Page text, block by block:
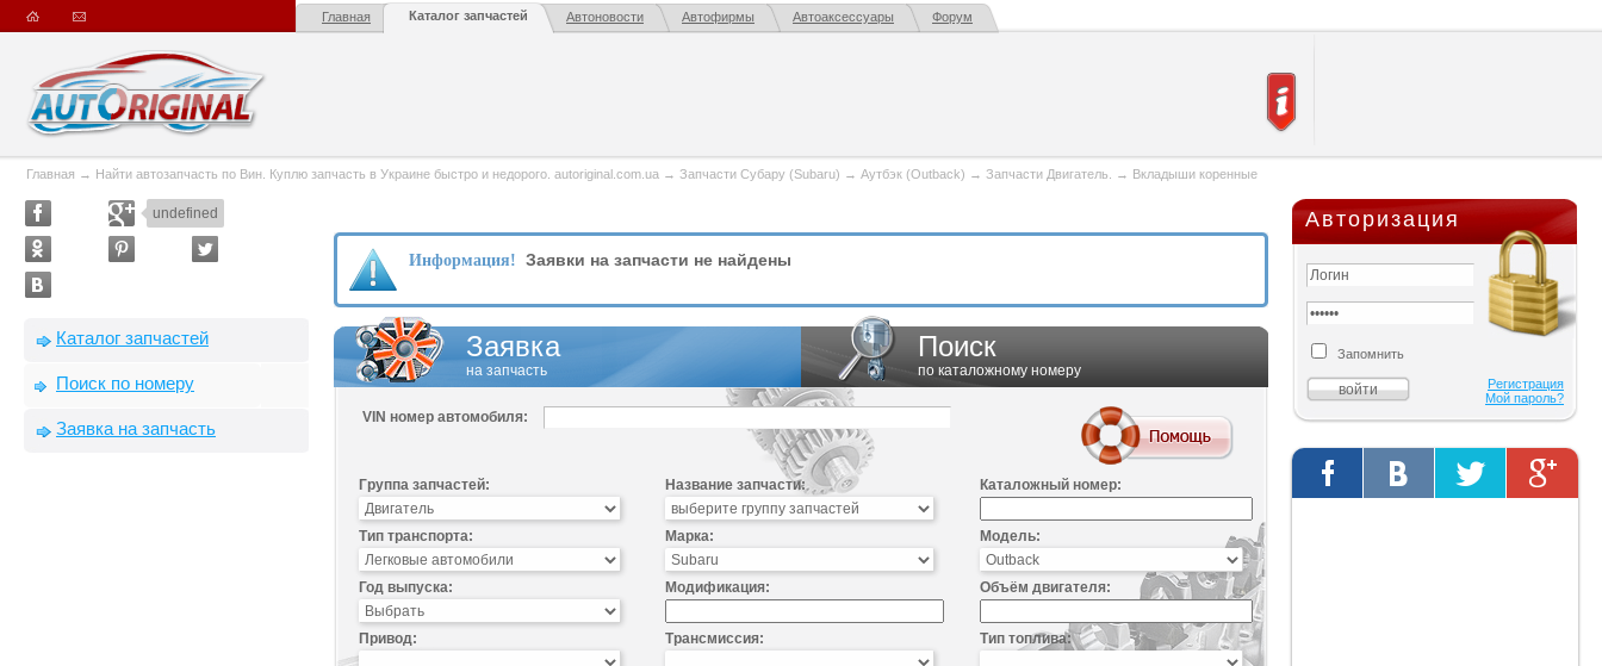
Главная Каталог запчастей Автоновости Автофирмы Автоаксессуары Форум
Главная → Найти автозапчасть по Вин. Куплю запчасть в Украине быстро и недорого. autoriginal.com.ua → Запчасти Субару (Subaru) → Аутбэк (Outback) → Запчасти Двигатель. → Вкладыши коренные
undefined
Каталог запчастей
Поиск по номеру
Заявка на запчасть
Информация! Заявки на запчасти не найдены
Заявка
на запчасть
Поиск
по каталожному номеру
VIN номер автомобиля:
Группа запчастей: Название запчасти: Каталожный номер:
Тип транспорта: Марка: Модель:
Год выпуска: Модификация: Объём двигателя:
Привод: Трансмиссия: Тип топлива:
Авторизация
Запомнить
Регистрация
Мой пароль?